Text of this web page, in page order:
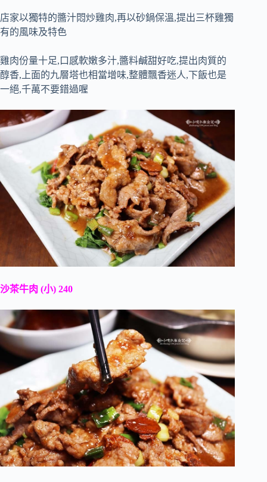
店家以獨特的醬汁悶炒雞肉,再以砂鍋保溫,提出三杯雞獨
有的風味及特色
雞肉份量十足,口感軟嫩多汁,醬料鹹甜好吃,提出肉質的
醇香,上面的九層塔也相當增味,整體飄香迷人,下飯也是
一絕,千萬不要錯過喔
沙茶牛肉 (小) 240